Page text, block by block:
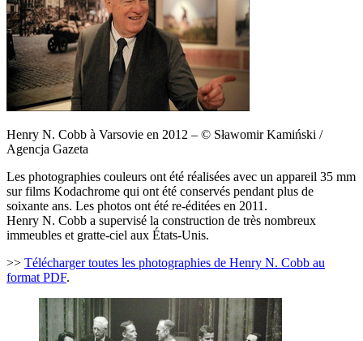
Henry N. Cobb à Varsovie en 2012 – © Sławomir Kamiński /
Agencja Gazeta
Les photographies couleurs ont été réalisées avec un appareil 35 mm
sur films Kodachrome qui ont été conservés pendant plus de
soixante ans. Les photos ont été re-éditées en 2011.
Henry N. Cobb a supervisé la construction de très nombreux
immeubles et gratte-ciel aux États-Unis.
>> Télécharger toutes les photographies de Henry N. Cobb au
format PDF.